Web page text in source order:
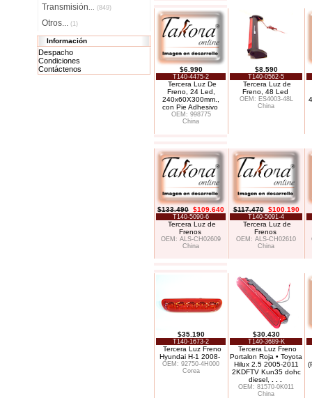
Transmisión... (849)
Otros... (1)
Información
Despacho
Condiciones
Contáctenos
$6.990
T140-4475-2
Tercera Luz De
Freno, 24 Led,
240x60X300mm.,
con Pie Adhesivo
OEM: 998775
China
$8.590
T140-0562-5
Tercera Luz de
Freno, 48 Led
OEM: ES4003-48L
China
$133.490 $109.640
T140-5090-6
Tercera Luz de
Frenos
OEM: ALS-CH02609
China
$117.470 $100.190
T140-5091-4
Tercera Luz de
Frenos
OEM: ALS-CH02610
China
$35.190
T140-1673-2
Tercera Luz Freno
Hyundai H-1 2008-
OEM: 92750-4H000
Corea
$30.430
T140-3689-K
Tercera Luz Freno
Portalon Roja • Toyota
Hilux 2.5 2005-2011
2KDFTV Kun35 dohc
diesel,
OEM: 81570-0K011
China